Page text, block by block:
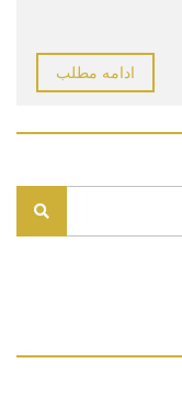
ادامه مطلب